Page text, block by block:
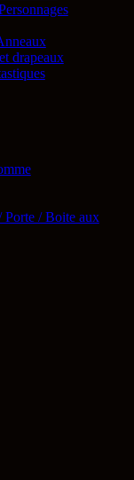
drapeaux
Porte / Boite aux